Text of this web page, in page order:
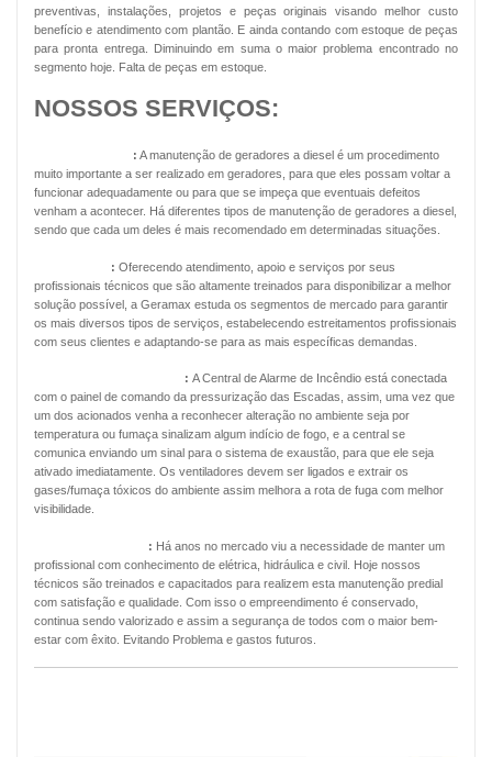
preventivas, instalações, projetos e peças originais visando melhor custo
benefício e atendimento com plantão. E ainda contando com estoque de peças
para pronta entrega. Diminuindo em suma o maior problema encontrado no
segmento hoje. Falta de peças em estoque.
NOSSOS SERVIÇOS:
: A manutenção de geradores a diesel é um procedimento
muito importante a ser realizado em geradores, para que eles possam voltar a
funcionar adequadamente ou para que se impeça que eventuais defeitos
venham a acontecer. Há diferentes tipos de manutenção de geradores a diesel,
sendo que cada um deles é mais recomendado em determinadas situações.
: Oferecendo atendimento, apoio e serviços por seus
profissionais técnicos que são altamente treinados para disponibilizar a melhor
solução possível, a Geramax estuda os segmentos de mercado para garantir
os mais diversos tipos de serviços, estabelecendo estreitamentos profissionais
com seus clientes e adaptando-se para as mais específicas demandas.
: A Central de Alarme de Incêndio está conectada
com o painel de comando da pressurização das Escadas, assim, uma vez que
um dos acionados venha a reconhecer alteração no ambiente seja por
temperatura ou fumaça sinalizam algum indício de fogo, e a central se
comunica enviando um sinal para o sistema de exaustão, para que ele seja
ativado imediatamente. Os ventiladores devem ser ligados e extrair os
gases/fumaça tóxicos do ambiente assim melhora a rota de fuga com melhor
visibilidade.
: Há anos no mercado viu a necessidade de manter um
profissional com conhecimento de elétrica, hidráulica e civil. Hoje nossos
técnicos são treinados e capacitados para realizem esta manutenção predial
com satisfação e qualidade. Com isso o empreendimento é conservado,
continua sendo valorizado e assim a segurança de todos com o maior bem-
estar com êxito. Evitando Problema e gastos futuros.